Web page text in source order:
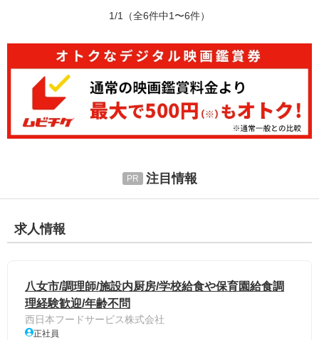
1/1 （全6件中1〜6件）
注目情報
求人情報
八女市/調理師/施設内厨房/学校給食や保育園給食調
理経験歓迎/年齢不問
西日本フードサービス株式会社
正社員